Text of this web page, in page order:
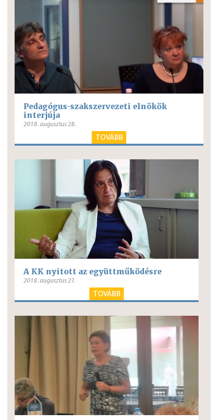
Pedagógus-szakszervezeti elnökök
interjúja
2018. augusztus 28.
TOVÁBB
A KK nyitott az együttműködésre
2018. augusztus 27.
TOVÁBB